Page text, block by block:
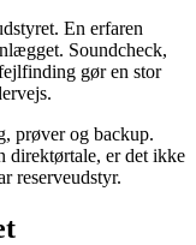
En erfaren
Soundcheck,
gør en stor
prøver og backup.
direktørtale, er det ikke
reserveudstyr.